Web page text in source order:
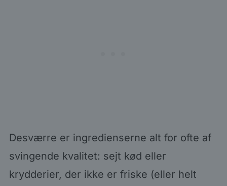
Desværre er ingredienserne alt for ofte af
svingende kvalitet: sejt kød eller
krydderier, der ikke er friske (eller helt